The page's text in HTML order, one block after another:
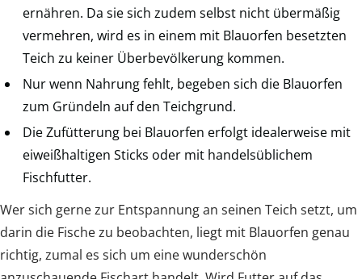
ernähren. Da sie sich zudem selbst nicht übermäßig
vermehren, wird es in einem mit Blauorfen besetzten
Teich zu keiner Überbevölkerung kommen.
Nur wenn Nahrung fehlt, begeben sich die Blauorfen
zum Gründeln auf den Teichgrund.
Die Zufütterung bei Blauorfen erfolgt idealerweise mit
eiweißhaltigen Sticks oder mit handelsüblichem
Fischfutter.
Wer sich gerne zur Entspannung an seinen Teich setzt, um
darin die Fische zu beobachten, liegt mit Blauorfen genau
richtig, zumal es sich um eine wunderschön